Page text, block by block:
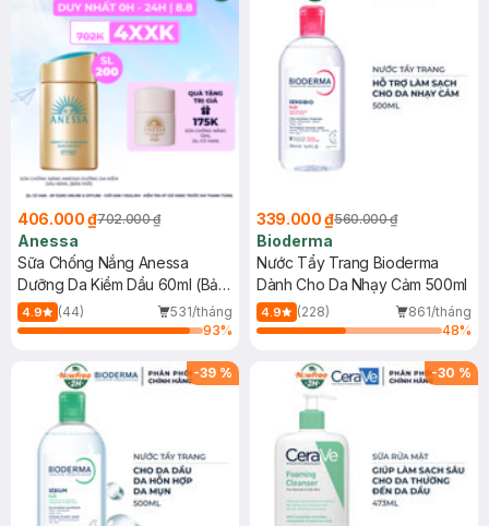
406.000 ₫702.000 ₫
Anessa
Sữa Chống Nắng Anessa
Dưỡng Da Kiềm Dầu 60ml (Bản
Mới)
4.9 (44)
531/tháng
93%
339.000 ₫560.000 ₫
Bioderma
Nước Tẩy Trang Bioderma
Dành Cho Da Nhạy Cảm 500ml
4.9 (228)
861/tháng
48%
-39 % -30 %